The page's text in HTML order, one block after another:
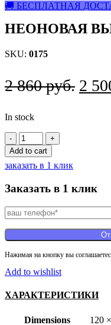
🚚 БЕСПЛАТНАЯ
НЕОНОВАЯ
SKU: 0175
2 860руб. 2
In stock
Неоновая
вывеска
Локация
quantity
Add to cart
заказать в 1 клик
Заказать в 1 клик
Нажимая на кнопку вы
Add to wishlist
ХАРАКТЕРИСТИКИ
Dimensions 120